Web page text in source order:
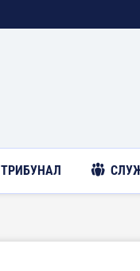
ТРИБУНАЛ